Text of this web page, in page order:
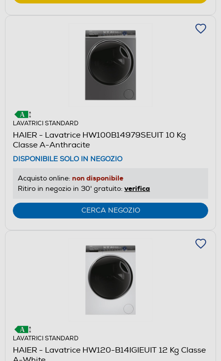
LAVATRICI STANDARD
HAIER - Lavatrice HW100B14979SEUIT 10 Kg
Classe A-Anthracite
DISPONIBILE SOLO IN NEGOZIO
Acquisto online: non disponibile
Ritiro in negozio in 30' gratuito: verifica
CERCA NEGOZIO
LAVATRICI STANDARD
HAIER - Lavatrice HW120-B14IGIEUIT 12 Kg Classe